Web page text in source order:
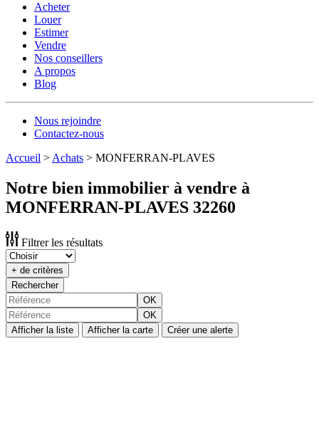
Acheter
Louer
Estimer
Vendre
Nos conseillers
A propos
Blog
Nous rejoindre
Contactez-nous
Accueil > Achats > MONFERRAN-PLAVES
Notre bien immobilier à vendre à
MONFERRAN-PLAVES 32260
Filtrer les résultats
+ de critères
Rechercher
OK
OK
Afficher la liste
Afficher la carte Créer une alerte